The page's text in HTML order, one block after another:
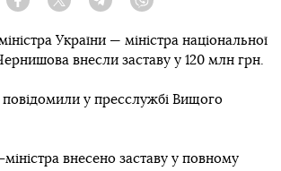
Facebook Twitter Telegram
України — міністра національної
внесли заставу у 120 млн грн.
у пресслужбі Вищого
внесено заставу у повному